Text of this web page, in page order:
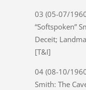
03 (05-07/
“Softspoken”
Deceit;
[T&I]
04 (08-10/
Smith: The